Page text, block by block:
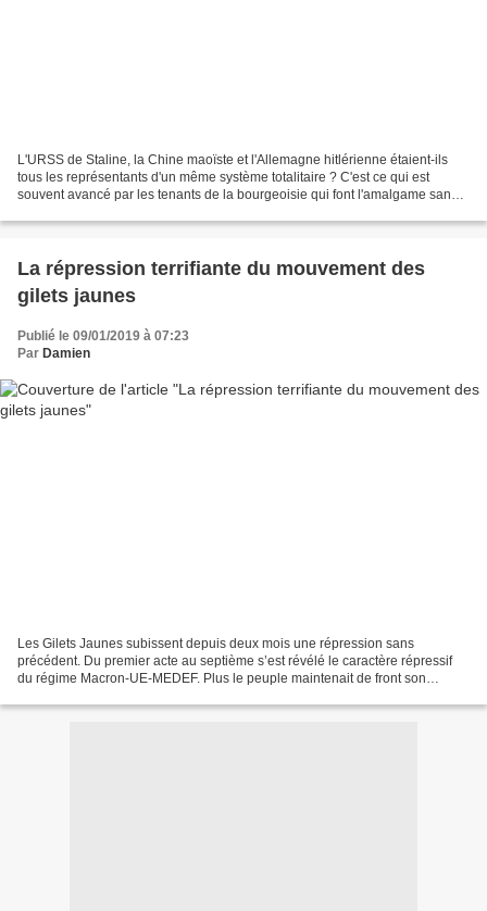
L'URSS de Staline, la Chine maoïste et l'Allemagne hitlérienne étaient-ils
tous les représentants d'un même système totalitaire ? C'est ce qui est
souvent avancé par les tenants de la bourgeoisie qui font l'amalgame sans
La répression terrifiante du mouvement des
gilets jaunes
Publié le 09/01/2019 à 07:23
Par Damien
Les Gilets Jaunes subissent depuis deux mois une répression sans
précédent. Du premier acte au septième s’est révélé le caractère répressif
du régime Macron-UE-MEDEF. Plus le peuple maintenait de front son